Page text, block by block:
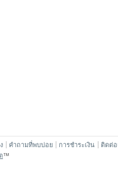
คำถามที่พบบ่อย การชำระเงิน
ติดต่อ
™